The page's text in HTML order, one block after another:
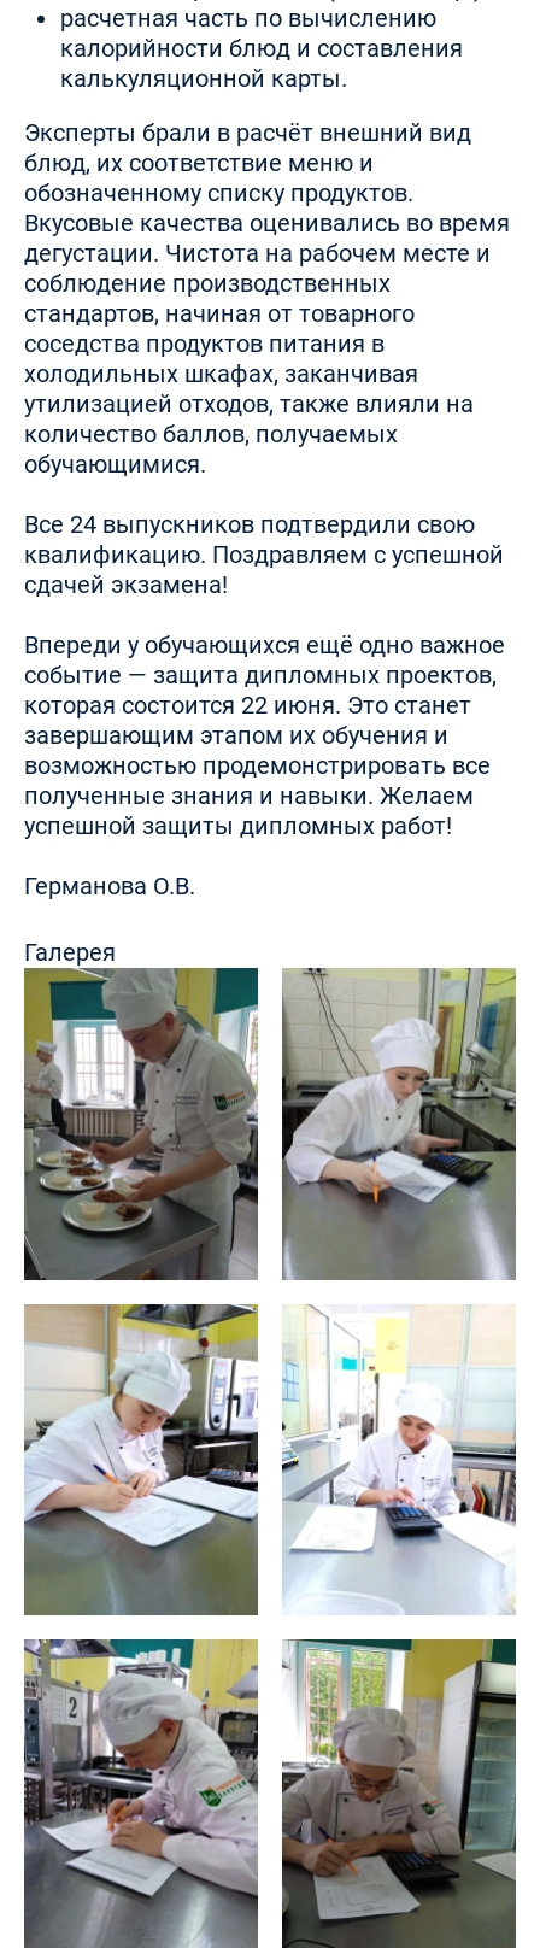
расчетная часть по вычислению
калорийности блюд и составления
калькуляционной карты.
Эксперты брали в расчёт внешний вид
блюд, их соответствие меню и
обозначенному списку продуктов.
Вкусовые качества оценивались во время
дегустации. Чистота на рабочем месте и
соблюдение производственных
стандартов, начиная от товарного
соседства продуктов питания в
холодильных шкафах, заканчивая
утилизацией отходов, также влияли на
количество баллов, получаемых
обучающимися.
Все 24 выпускников подтвердили свою
квалификацию. Поздравляем с успешной
сдачей экзамена!
Впереди у обучающихся ещё одно важное
событие — защита дипломных проектов,
которая состоится 22 июня. Это станет
завершающим этапом их обучения и
возможностью продемонстрировать все
полученные знания и навыки. Желаем
успешной защиты дипломных работ!
Германова О.В.
Галерея